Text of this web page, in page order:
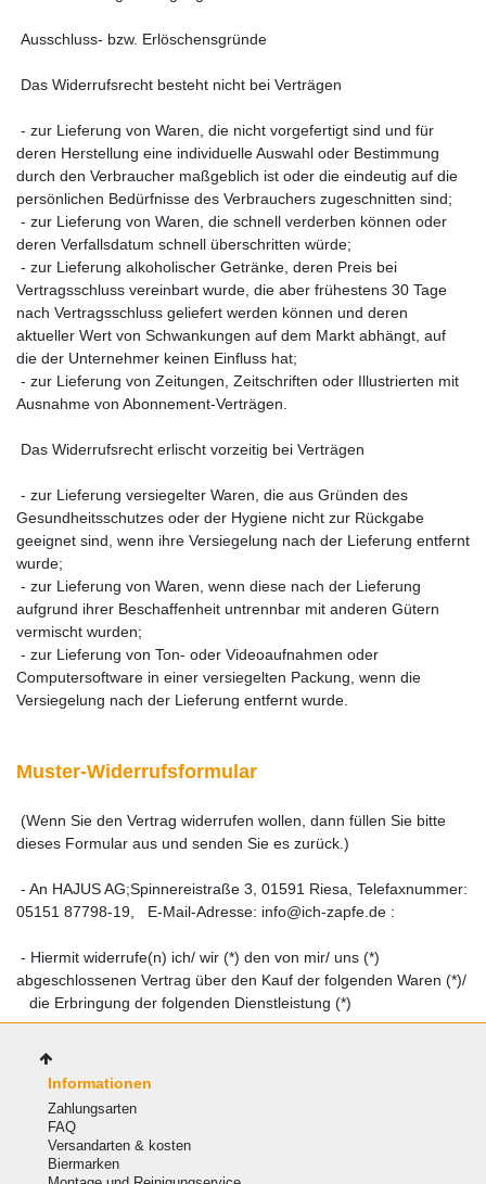
Ausschluss- bzw. Erlöschensgründe
Das Widerrufsrecht besteht nicht bei Verträgen
- zur Lieferung von Waren, die nicht vorgefertigt sind und für
deren Herstellung eine individuelle Auswahl oder Bestimmung
durch den Verbraucher maßgeblich ist oder die eindeutig auf die
persönlichen Bedürfnisse des Verbrauchers zugeschnitten sind;
- zur Lieferung von Waren, die schnell verderben können oder
deren Verfallsdatum schnell überschritten würde;
- zur Lieferung alkoholischer Getränke, deren Preis bei
Vertragsschluss vereinbart wurde, die aber frühestens 30 Tage
nach Vertragsschluss geliefert werden können und deren
aktueller Wert von Schwankungen auf dem Markt abhängt, auf
die der Unternehmer keinen Einfluss hat;
- zur Lieferung von Zeitungen, Zeitschriften oder Illustrierten mit
Ausnahme von Abonnement-Verträgen.
Das Widerrufsrecht erlischt vorzeitig bei Verträgen
- zur Lieferung versiegelter Waren, die aus Gründen des
Gesundheitsschutzes oder der Hygiene nicht zur Rückgabe
geeignet sind, wenn ihre Versiegelung nach der Lieferung entfernt
wurde;
- zur Lieferung von Waren, wenn diese nach der Lieferung
aufgrund ihrer Beschaffenheit untrennbar mit anderen Gütern
vermischt wurden;
- zur Lieferung von Ton- oder Videoaufnahmen oder
Computersoftware in einer versiegelten Packung, wenn die
Versiegelung nach der Lieferung entfernt wurde.
Muster-Widerrufsformular
(Wenn Sie den Vertrag widerrufen wollen, dann füllen Sie bitte
dieses Formular aus und senden Sie es zurück.)
- An HAJUS AG;Spinnereistraße 3, 01591 Riesa, Telefaxnummer:
05151 87798-19, E-Mail-Adresse: info@ich-zapfe.de :
- Hiermit widerrufe(n) ich/ wir (*) den von mir/ uns (*)
abgeschlossenen Vertrag über den Kauf der folgenden Waren (*)/
die Erbringung der folgenden Dienstleistung (*)
Informationen
Zahlungsarten
FAQ
Versandarten & kosten
Biermarken